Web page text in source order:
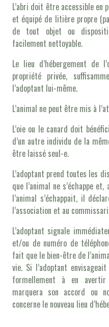
L’abri doit être accessible en
et équipé de litière propre
de tout objet ou
facilement nettoyable.
Le lieu d’hébergement de
propriété privée,
l’adoptant lui-même.
L’animal ne peut être mis à
L’oie ou le canard doit
d’un autre individu de la
être laissé seul-e.
L’adoptant prend toutes les
que l’animal ne s’échappe
l’animal s’échappait, il
l’association et au
L’adoptant signale
et/ou de numéro de
fait que le bien-être de
vie. Si l’adoptant
formellement à en avertir
marquera son accord ou
concerne le nouveau lieu